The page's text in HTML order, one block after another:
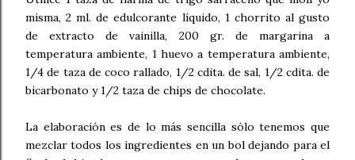
misma, 2 ml. de edulcorante líquido, 1 chorrito al gusto
de extracto de vainilla, 200 gr. de margarina a
temperatura ambiente, 1 huevo a temperatura ambiente,
1/4 de taza de coco rallado, 1/2 cdita. de sal, 1/2 cdita. de
bicarbonato y 1/2 taza de chips de chocolate.
La elaboración es de lo más sencilla sólo tenemos que
mezclar todos los ingredientes en un bol dejando para el